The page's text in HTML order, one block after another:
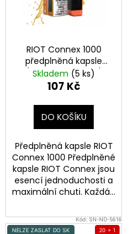
RIOT Connex 1000
předplněná kapsle
(Triple Mango Ice)
18mg
Skladem (5 ks)
107 Kč
DO KOŠÍKU
Předplněná kapsle RIOT
Connex 1000 Předplněné
kapsle RIOT Connex jsou
esencí jednoduchosti a
maximální chuti. Každá...
Kód:SN-ND-5616
NELZE ZASLAT DO SK
20 + 1